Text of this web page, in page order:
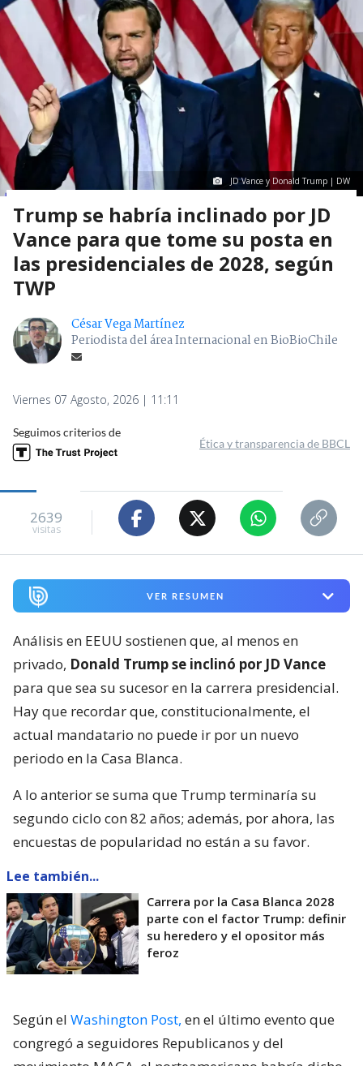
JD Vance y Donald Trump | DW
Trump se habría inclinado por JD
Vance para que tome su posta en
las presidenciales de 2028, según
TWP
César Vega Martínez
Periodista del área Internacional en BioBioChile
Viernes 07 Agosto, 2026 | 11:11
Seguimos criterios de
Ética y transparencia de BBCL
2639
visitas
VER RESUMEN
Análisis en EEUU sostienen que, al menos en
privado, Donald Trump se inclinó por JD Vance
para que sea su sucesor en la carrera presidencial.
Hay que recordar que, constitucionalmente, el
actual mandatario no puede ir por un nuevo
periodo en la Casa Blanca.
A lo anterior se suma que Trump terminaría su
segundo ciclo con 82 años; además, por ahora, las
encuestas de popularidad no están a su favor.
Lee también...
Carrera por la Casa Blanca 2028
parte con el factor Trump: definir
su heredero y el opositor más
feroz
Según el Washington Post, en el último evento que
congregó a seguidores Republicanos y del